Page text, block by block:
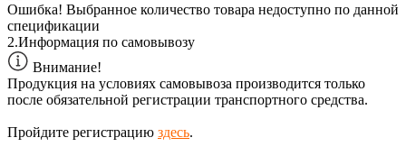
Ошибка! Выбранное количество товара недоступно по данной
спецификации
2.Информация по самовывозу
Внимание!
Продукция на условиях самовывоза производится только
после обязательной регистрации транспортного средства.
Пройдите регистрацию здесь.